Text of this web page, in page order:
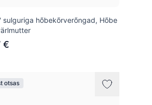
sulguriga hõbekõrverõngad, Hõbe
€
otsas